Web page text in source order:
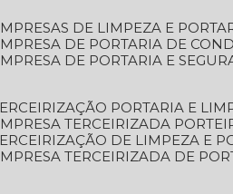
EMPRESAS DE LIMPEZA E
EMPRESA DE PORTARIA DE
EMPRESA DE PORTARIA E
TERCEIRIZAÇÃO PORTARIA E
EMPRESA TERCEIRIZADA
TERCEIRIZAÇÃO DE LIMPEZA E
EMPRESA TERCEIRIZADA DE